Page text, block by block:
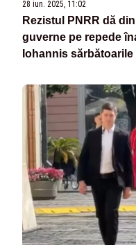
28 iun. 2025, 11:02
Rezistul PNRR dă
guverne pe repede
Iohannis